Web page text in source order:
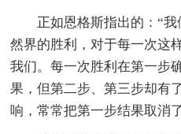
正如恩格斯指出的：“
然界的胜利，对于每一次这
我们。每一次胜利在第一步
果，但第二步、第三步却有
响，常常把第一步结果取消